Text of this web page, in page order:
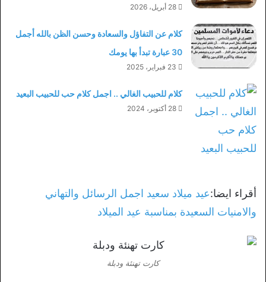
28 أبريل، 2026
كلام عن التفاؤل والسعادة وحسن الظن بالله أجمل
30 عبارة تبدأ بها يومك
23 فبراير، 2025
كلام للحبيب الغالي .. اجمل كلام حب للحبيب البعيد
28 أكتوبر، 2024
أقراء ايضا:عيد ميلاد سعيد اجمل الرسائل والتهاني
والامنيات السعيدة بمناسبة عيد الميلاد
كارت تهنئة ودبلة